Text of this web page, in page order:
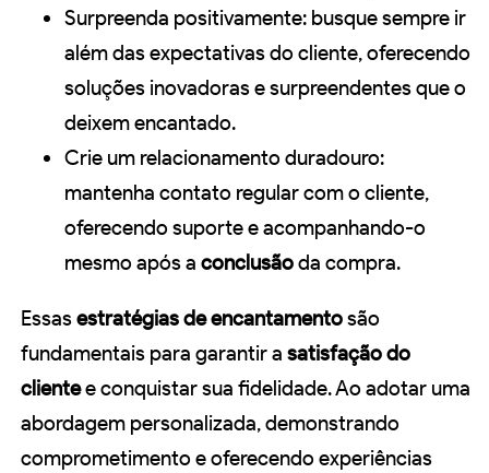
Surpreenda positivamente: busque sempre ir
além das expectativas do cliente, oferecendo
soluções inovadoras e surpreendentes que o
deixem encantado.
Crie um relacionamento duradouro:
mantenha contato regular com o cliente,
oferecendo suporte e acompanhando-o
mesmo após a conclusãoda compra.
Essasestratégias de encantamentosão
fundamentais para garantir a satisfação do
clientee conquistar sua fidelidade. Ao adotar uma
abordagem personalizada, demonstrando
comprometimento e oferecendo experiências